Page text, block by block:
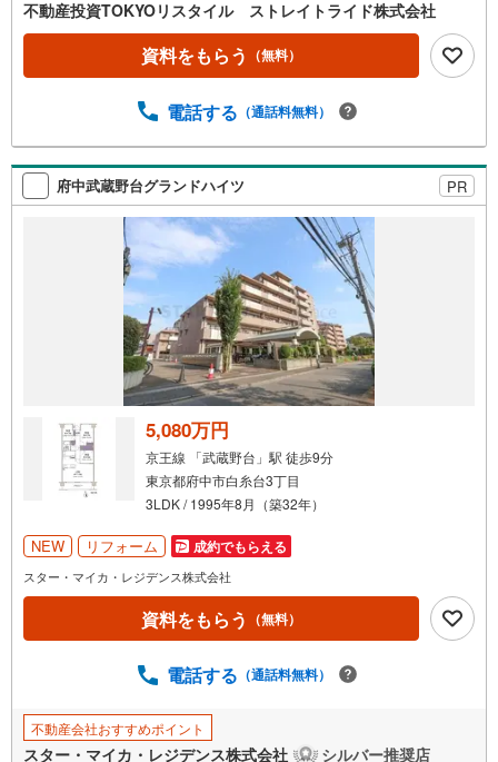
不動産投資TOKYOリスタイル ストレイトライド株式会社
資料をもらう （無料）
電話する （通話料無料）
府中武蔵野台グランドハイツ PR
5,080万円
京王線 「武蔵野台」駅 徒歩9分
東京都府中市白糸台3丁目
3LDK / 1995年8月（築32年）
NEW リフォーム 成約でもらえる
スター・マイカ・レジデンス株式会社
資料をもらう （無料）
電話する （通話料無料）
不動産会社おすすめポイント
スター・マイカ・レジデンス株式会社 シルバー推奨店